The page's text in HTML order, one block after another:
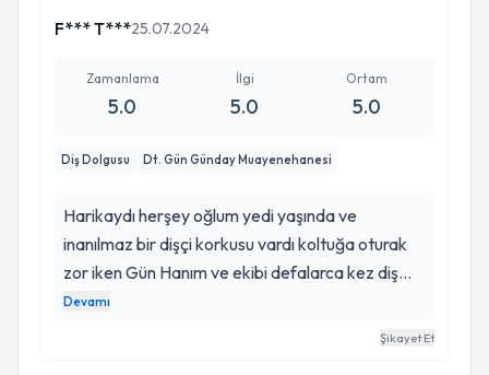
F*** T***25.07.2024
Zamanlama
5.0
İlgi
5.0
Ortam
5.0
Diş Dolgusu Dt. Gün Günday Muayenehanesi
Harikaydı herşey oğlum yedi yaşında ve
inanılmaz bir dişçi korkusu vardı koltuğa oturak
zor iken Gün Hanım ve ekibi defalarca kez diş
temizliği dolgu kanal yaptı.Her seferinde o
kapıdan çok mutlu çıktık.Sabirli anlayışlı açıklayıcı
Devamı
Şikayet Et